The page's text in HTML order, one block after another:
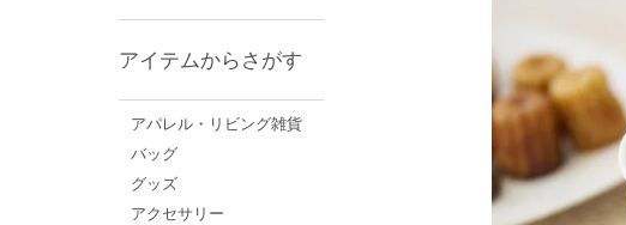
アイテムからさがす
アパレル・リビング雑貨
バッグ
グッズ
アクセサリー